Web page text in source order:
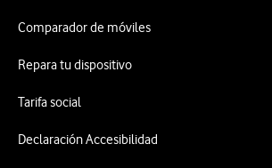
Comparador de móviles
Repara tu dispositivo
Tarifa social
Declaración Accesibilidad